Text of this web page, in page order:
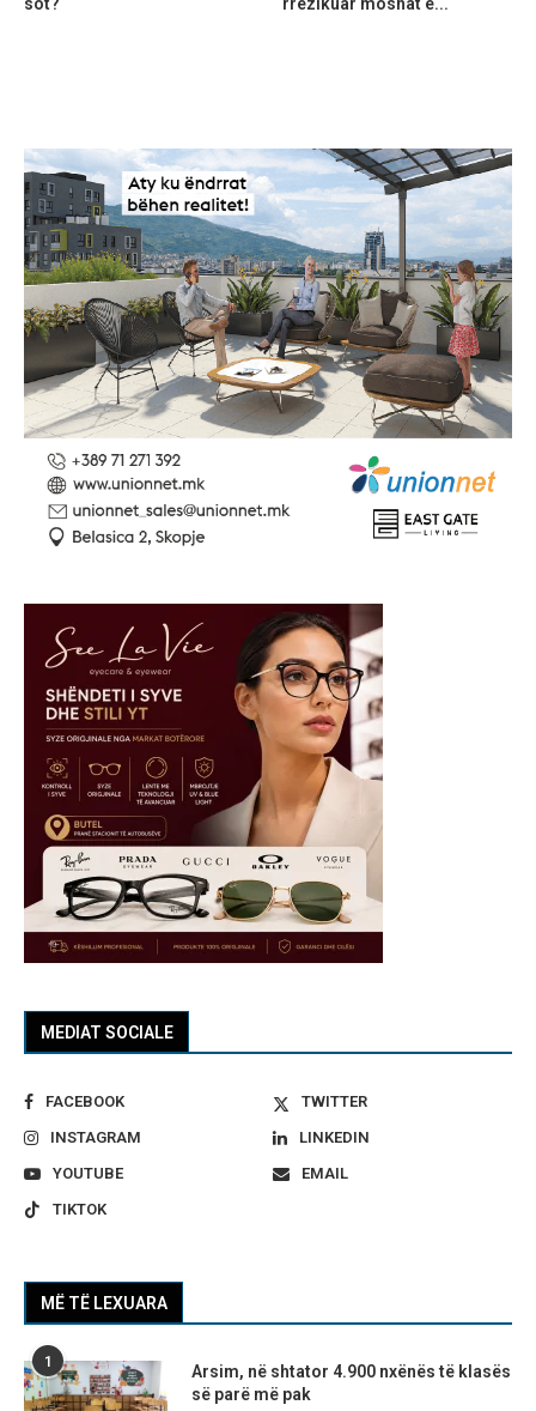
MEDIAT SOCIALE
FACEBOOK
TWITTER
INSTAGRAM
LINKEDIN
YOUTUBE
EMAIL
TIKTOK
MË TË LEXUARA
1
Arsim, në shtator 4.900 nxënës të klasës
së parë më pak